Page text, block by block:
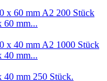
60 mm...
40 mm...